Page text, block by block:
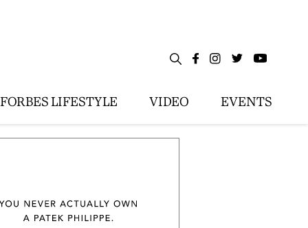
FORBES LIFESTYLE VIDEO EVENTS